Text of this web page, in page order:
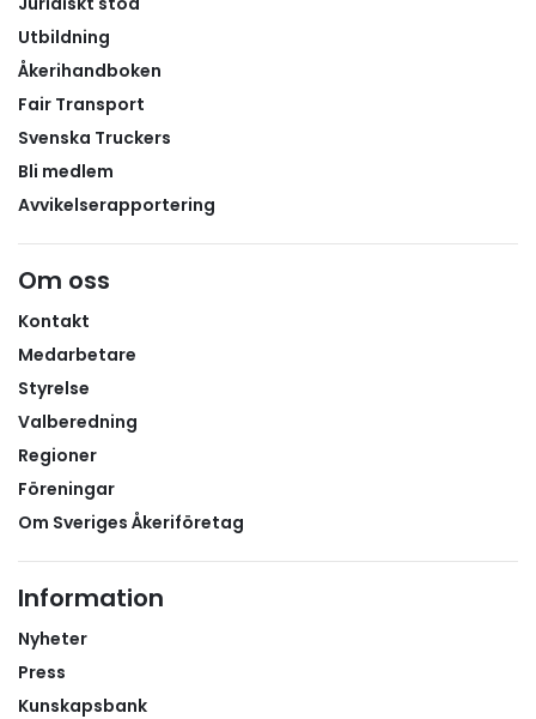
omfattande trafik över Norgegränsen kan rätt
förberedelser vara avgörande för att undvika
transportkostnader under hösten och vintern. Läs
Utbildning
Åkerihandboken
Fair Transport
Svenska Truckers
Bli medlem
Avvikelserapportering
Om oss
Kontakt
Medarbetare
Styrelse
Valberedning
Regioner
Föreningar
Om Sveriges Åkeriföretag
Information
Nyheter
Press
Kunskapsbank